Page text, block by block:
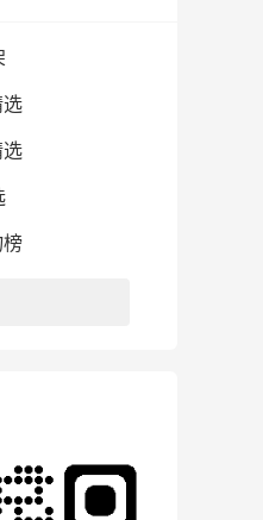
选
选
榜